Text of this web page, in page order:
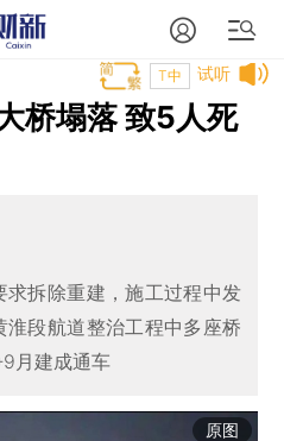
试听
T中
桥塌落 致5人死
求拆除重建，施工过程中发
段航道整治工程中多座桥
月建成通车
原图